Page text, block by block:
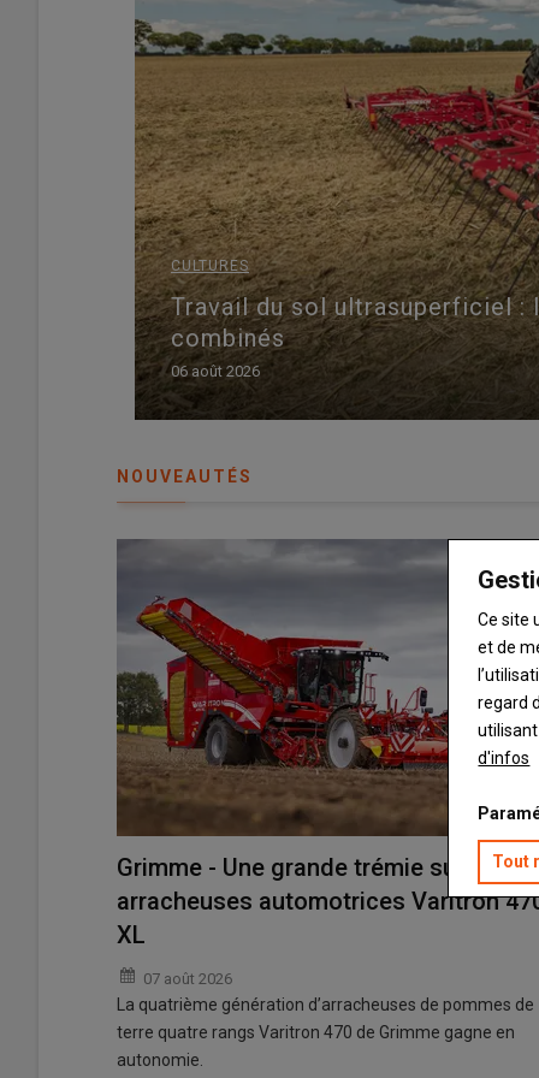
CULTURES
Travail du sol ultrasuperficiel :
combinés
06 août 2026
NOUVEAUTÉS
Grimme - Une grande trémie sur les
arracheuses automotrices Varitron
XL
07 août 2026
La quatrième génération d’arracheuses de pommes de
terre quatre rangs Varitron 470 de Grimme gagne en
autonomie.
Ce site
et de
regard
utilisant
d'infos
Tout